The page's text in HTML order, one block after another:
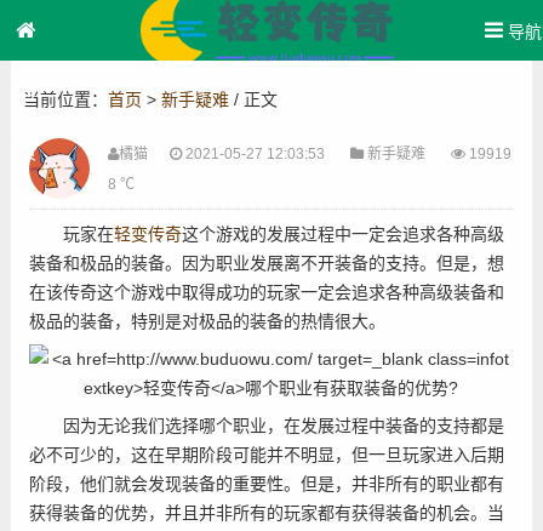
首
页
导航
当前位置： 首页 > 新手疑难/ 正文
橘猫 2021-05-27 12:03:53 新手疑难
19919
8 ℃
玩家在轻变传奇这个游戏的发展过程中一定会追求各种高级
装备和极品的装备。因为职业发展离不开装备的支持。但是，想
在该传奇这个游戏中取得成功的玩家一定会追求各种高级装备和
极品的装备，特别是对极品的装备的热情很大。
因为无论我们选择哪个职业，在发展过程中装备的支持都是
必不可少的，这在早期阶段可能并不明显，但一旦玩家进入后期
阶段，他们就会发现装备的重要性。但是，并非所有的职业都有
获得装备的优势，并且并非所有的玩家都有获得装备的机会。当